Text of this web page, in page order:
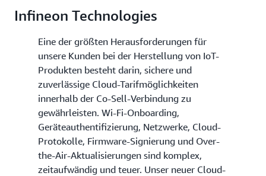
Infineon Technologies
Eine der größten Herausforderungen für
unsere Kunden bei der Herstellung von IoT-
Produkten besteht darin, sichere und
zuverlässige Cloud-Tarifmöglichkeiten
innerhalb der Co-Sell-Verbindung zu
gewährleisten. Wi-Fi-Onboarding,
Geräteauthentifizierung, Netzwerke, Cloud-
Protokolle, Firmware-Signierung und Over-
the-Air-Aktualisierungen sind komplex,
zeitaufwändig und teuer. Unser neuer Cloud-